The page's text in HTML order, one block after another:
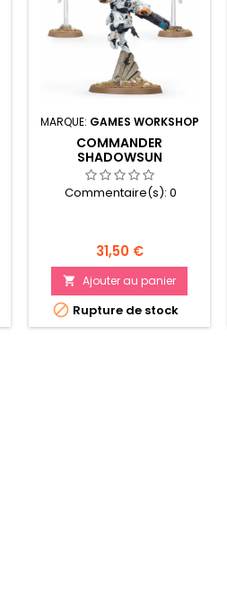
MARQUE: GAMES WORKSHOP
COMMANDER
SHADOWSUN
Commentaire(s): 0
Prix
31,50 €
 Ajouter au panier
 Rupture de stock